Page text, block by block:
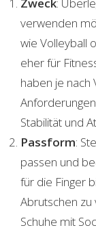
verwenden
wie Volleyball
eher für
haben je nach
Stabilität und
Passform:
passen und
für die Finger
Abrutschen
Schuhe mit